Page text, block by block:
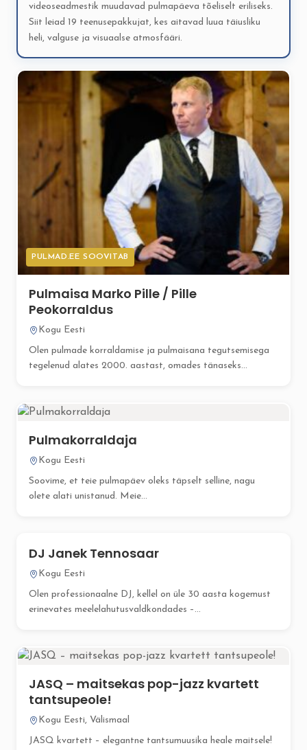
videoseadmestik muudavad pulmapäeva tõeliselt eriliseks.
Siit leiad 19 teenusepakkujat, kes aitavad luua täiusliku
heli, valguse ja visuaalse atmosfääri.
PULMAD.EE SOOVITAB
Pulmaisa Marko Pille / Pille
Peokorraldus
Kogu Eesti
Olen pulmade korraldamise ja pulmaisana tegutsemisega
tegelenud alates 2000. aastast, omades tänaseks...
Pulmakorraldaja
Kogu Eesti
Soovime, et teie pulmapäev oleks täpselt selline, nagu
olete alati unistanud. Meie...
DJ Janek Tennosaar
Kogu Eesti
Olen professionaalne DJ, kellel on üle 30 aasta kogemust
erinevates meelelahutusvaldkondades –...
JASQ – maitsekas pop-jazz kvartett
tantsupeole!
Kogu Eesti, Välismaal
JASQ kvartett – elegantne tantsumuusika heale maitsele!